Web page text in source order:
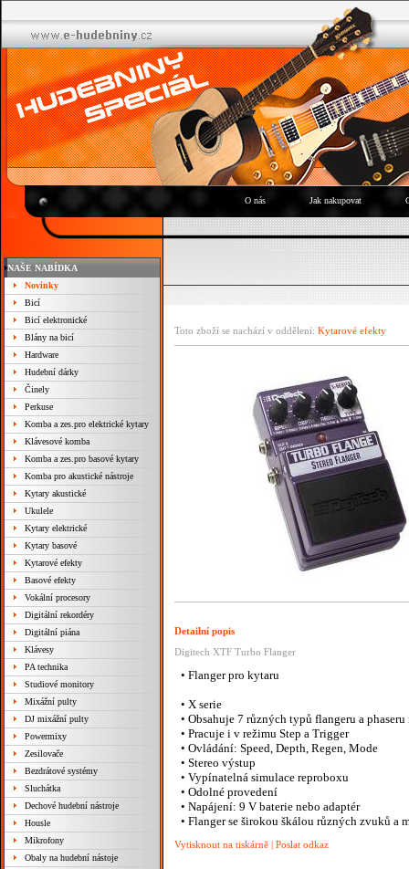
O nás Jak nakupovat
NAŠE NABÍDKA
Novinky
Bicí
Bicí elektronické
Blány na bicí
Hardware
Hudební dárky
Činely
Perkuse
Komba a zes.pro elektrické kytary
Klávesové komba
Komba a zes.pro basové kytary
Komba pro akustické nástroje
Kytary akustické
Ukulele
Kytary elektrické
Kytary basové
Kytarové efekty
Basové efekty
Vokální procesory
Digitální rekordéry
Digitální piána
Klávesy
PA technika
Studiové monitory
Mixážní pulty
DJ mixážní pulty
Powermixy
Zesilovače
Bezdrátové systémy
Sluchátka
Dechové hudební nástroje
Housle
Mikrofony
Obaly na hudební nástoje
Toto zboží se nachází v oddělení: Kytarové efekty
Detailní popis
Digitech XTF Turbo Flanger
• Flangerpro kytaru
• X serie
• Obsahuje 7 různých typů flangeru a phaseru
• Pracuje i v režimu Step a Trigger
• Ovládání: Speed, Depth, Regen, Mode
• Stereo výstup
• Vypínatelná simulace reproboxu
• Odolné provedení
• Napájení: 9 V baterie nebo adaptér
• Flangerse širokou škálou různých zvuků a
Vytisknout na tiskárně | Poslat odkaz